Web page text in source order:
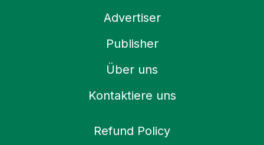
Advertiser
Publisher
Über uns
Kontaktiere uns
Refund Policy